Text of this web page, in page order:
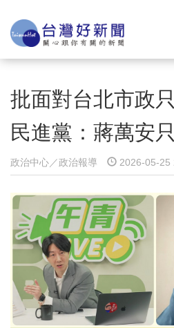
批面對台北市政
民進黨：蔣萬安
政治中心／政治報導 2026-05-25